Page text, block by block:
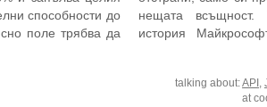
способности до
поле трябва да
нещата
история
може да не знае
talking about:API ,
at